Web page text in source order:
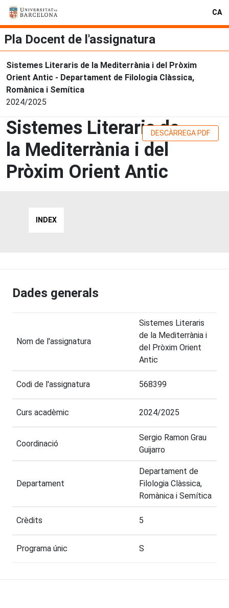
CA
Pla Docent de l'assignatura
Sistemes Literaris de la Mediterrània i del Pròxim
Orient Antic - Departament de Filologia Clàssica,
Romànica i Semítica
2024/2025
Sistemes Literaris de
la Mediterrània i del
Pròxim Orient Antic
DESCÀRREGA PDF
INDEX
Dades generals
Nom de l'assignatura
Sistemes Literaris
de la Mediterrània i
del Pròxim Orient
Antic
Codi de l'assignatura 568399
Curs acadèmic 2024/2025
Coordinació
Sergio Ramon Grau
Guijarro
Departament
Departament de
Filologia Clàssica,
Romànica i Semítica
Crèdits 5
Programa únic S